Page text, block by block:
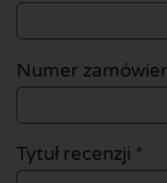
Numer
Tytuł recenzji *